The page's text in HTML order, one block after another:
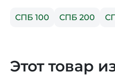
СПБ 100 СПБ 200
Этот товар